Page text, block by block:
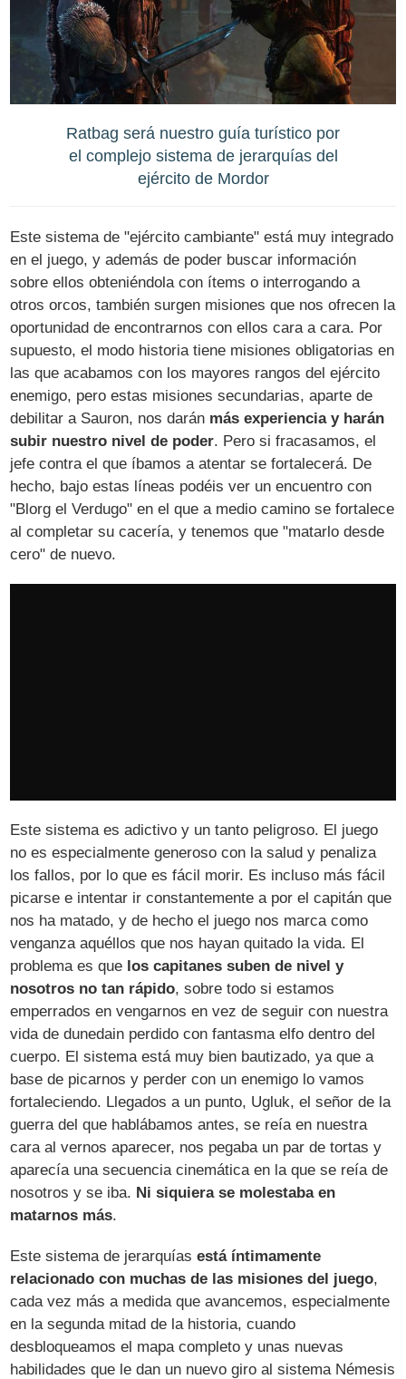
Ratbag será nuestro guía turístico por
el complejo sistema de jerarquías del
ejército de Mordor
Este sistema de "ejército cambiante" está muy integrado
en el juego, y además de poder buscar información
sobre ellos obteniéndola con ítems o interrogando a
otros orcos, también surgen misiones que nos ofrecen la
oportunidad de encontrarnos con ellos cara a cara. Por
supuesto, el modo historia tiene misiones obligatorias en
las que acabamos con los mayores rangos del ejército
enemigo, pero estas misiones secundarias, aparte de
debilitar a Sauron, nos darán más experiencia y harán
subir nuestro nivel de poder. Pero si fracasamos, el
jefe contra el que íbamos a atentar se fortalecerá. De
hecho, bajo estas líneas podéis ver un encuentro con
"Blorg el Verdugo" en el que a medio camino se fortalece
al completar su cacería, y tenemos que "matarlo desde
cero" de nuevo.
Este sistema es adictivo y un tanto peligroso. El juego
no es especialmente generoso con la salud y penaliza
los fallos, por lo que es fácil morir. Es incluso más fácil
picarse e intentar ir constantemente a por el capitán que
nos ha matado, y de hecho el juego nos marca como
venganza aquéllos que nos hayan quitado la vida. El
problema es que los capitanes suben de nivel y
nosotros no tan rápido, sobre todo si estamos
emperrados en vengarnos en vez de seguir con nuestra
vida de dunedain perdido con fantasma elfo dentro del
cuerpo. El sistema está muy bien bautizado, ya que a
base de picarnos y perder con un enemigo lo vamos
fortaleciendo. Llegados a un punto, Ugluk, el señor de la
guerra del que hablábamos antes, se reía en nuestra
cara al vernos aparecer, nos pegaba un par de tortas y
aparecía una secuencia cinemática en la que se reía de
nosotros y se iba. Ni siquiera se molestaba en
matarnos más.
Este sistema de jerarquíasestá íntimamente
relacionado con muchas de las misiones del juego,
cada vez más a medida que avancemos, especialmente
en la segunda mitad de la historia, cuando
desbloqueamos el mapa completo y unas nuevas
habilidades que le dan un nuevo giro al sistema Némesis